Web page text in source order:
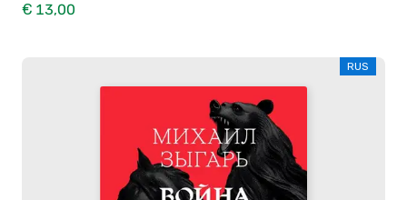
€ 13,00
RUS